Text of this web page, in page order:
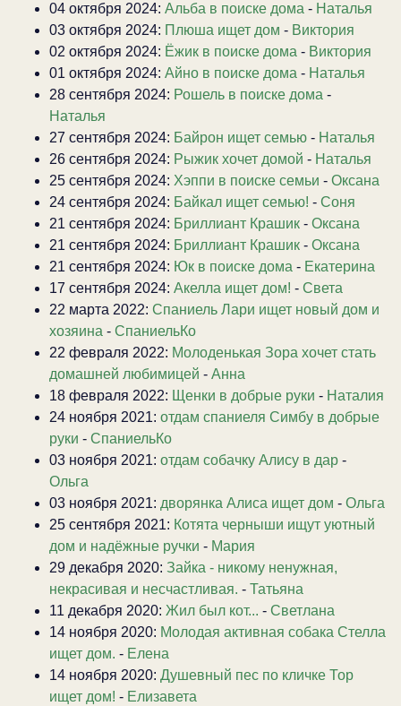
04 октября 2024: Альба в поиске дома - Наталья
03 октября 2024: Плюша ищет дом - Виктория
02 октября 2024: Ёжик в поиске дома - Виктория
01 октября 2024: Айно в поиске дома - Наталья
28 сентября 2024: Рошель в поиске дома -
Наталья
27 сентября 2024: Байрон ищет семью - Наталья
26 сентября 2024: Рыжик хочет домой - Наталья
25 сентября 2024: Хэппи в поиске семьи - Оксана
24 сентября 2024: Байкал ищет семью! - Соня
21 сентября 2024: Бриллиант Крашик - Оксана
21 сентября 2024: Бриллиант Крашик - Оксана
21 сентября 2024: Юк в поиске дома - Екатерина
17 сентября 2024: Акелла ищет дом! - Света
22 марта 2022: Спаниель Лари ищет новый дом и
хозяина - СпаниельКо
22 февраля 2022: Молоденькая Зора хочет стать
домашней любимицей - Анна
18 февраля 2022: Щенки в добрые руки - Наталия
24 ноября 2021: отдам спаниеля Симбу в добрые
руки - СпаниельКо
03 ноября 2021: отдам собачку Алису в дар -
Ольга
03 ноября 2021: дворянка Алиса ищет дом - Ольга
25 сентября 2021: Котята черныши ищут уютный
дом и надёжные ручки - Мария
29 декабря 2020: Зайка - никому ненужная,
некрасивая и несчастливая. - Татьяна
11 декабря 2020: Жил был кот... - Светлана
14 ноября 2020: Молодая активная собака Стелла
ищет дом. - Елена
14 ноября 2020: Душевный пес по кличке Тор
ищет дом! - Елизавета